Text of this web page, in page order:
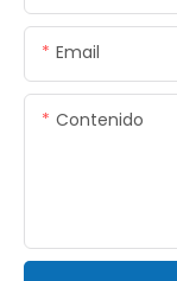
Email
Contenido